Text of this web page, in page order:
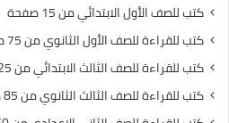
كتب للصف الأول الابتدائي من 15 صفحة
كتب للقراءة للصف الأول الثانوي من 75 صفحة
كتب للقراءة للصف الثالث الابتدائي من 25 صفحة
كتب للقراءة للصف الثالث الثانوي من 85 صفحة